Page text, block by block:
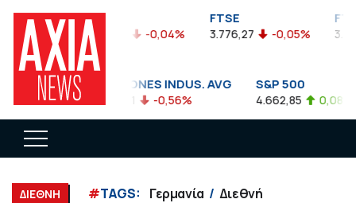
FTSEA
899,47 -0,04%
FTSE
3.776,27 -0,05%
DOW JONES INDUS. AVG
-0,56%
S&P 500
4.662,85 0,08%
ΔΙΕΘΝΗ #TAGS: Γερμανία Διεθνή